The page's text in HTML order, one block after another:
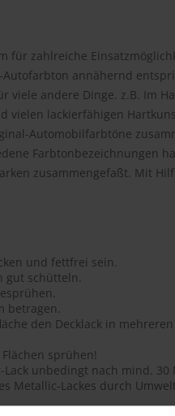
für zahlreiche
annähernd
viele andere Dinge. z.B. Im
vielen lackierfähigen
Automobilfarbtöne
Farbtonbezeichnungen
zusammengefaßt. Mit
und fettfrei sein.
gut schütteln.
betragen.
den Decklack in
sprühen!
unbedingt nach mind.
Metallic-Lackes durch